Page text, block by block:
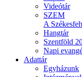
Videótár
SZEM
A
Hangtár
Szentföld
Napi
Adattár
Egyházunk